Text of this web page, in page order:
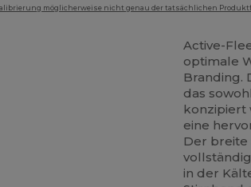
möglicherweise nicht genau der tatsächlichen
Active-
optimale
Branding.
das
konzipiert
eine
Der breite
in der